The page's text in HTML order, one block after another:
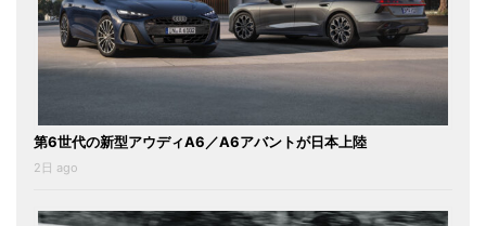
第6世代の新型アウディA6／A6アバントが日本上陸
2日 ago